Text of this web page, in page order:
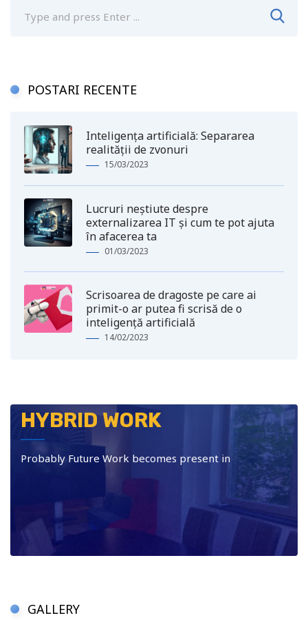
POSTARI RECENTE
Inteligența artificială: Separarea
realității de zvonuri
15/03/2023
Lucruri neștiute despre
externalizarea IT și cum te pot ajuta
în afacerea ta
01/03/2023
Scrisoarea de dragoste pe care ai
primit-o ar putea fi scrisă de o
inteligență artificială
14/02/2023
HYBRID WORK
Probably Future Work becomes present in
GALLERY